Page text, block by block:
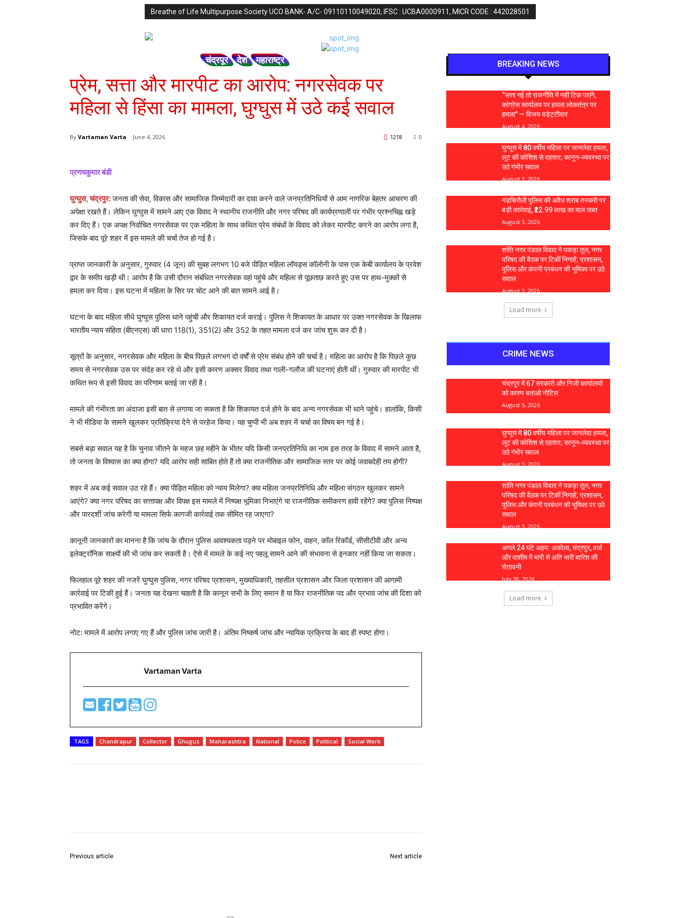
Breathe of Life Multipurpose Society UCO BANK- A/C- 09110110049020, IFSC : UCBA0000911, MICR CODE : 442028501
चंद्रपूर देश महाराष्ट्र
प्रेम, सत्ता और मारपीट का आरोप: नगरसेवक पर
महिला से हिंसा का मामला, घुग्घुस में उठे कई सवाल
By Vartaman Varta June 4, 2026 0
1218
प्रणयकुमार बंडी
घुग्घुस, चंद्रपुर:जनता की सेवा, विकास और सामाजिक जिम्मेदारी का दावा करने वाले जनप्रतिनिधियों से आम नागरिक बेहतर आचरण की
अपेक्षा रखते हैं। लेकिन घुग्घुस में सामने आए एक विवाद ने स्थानीय राजनीति और नगर परिषद की कार्यप्रणाली पर गंभीर प्रश्नचिह्न खड़े
कर दिए हैं। एक अपक्ष निर्वाचित नगरसेवक पर एक महिला के साथ कथित प्रेम संबंधों के विवाद को लेकर मारपीट करने का आरोप लगा है,
जिसके बाद पूरे शहर में इस मामले की चर्चा तेज हो गई है।
प्राप्त जानकारी के अनुसार, गुरुवार (4 जून) की सुबह लगभग 10 बजे पीड़ित महिला लॉयड्स कॉलोनी के पास एक केबी कार्यालय के प्रवेश
द्वार के समीप खड़ी थी। आरोप है कि उसी दौरान संबंधित नगरसेवक वहां पहुंचे और महिला से पूछताछ करते हुए उस पर हाथ-मुक्कों से
हमला कर दिया। इस घटना में महिला के सिर पर चोट आने की बात सामने आई है।
घटना के बाद महिला सीधे घुग्घुस पुलिस थाने पहुंची और शिकायत दर्ज कराई। पुलिस ने शिकायत के आधार पर उक्त नगरसेवक के खिलाफ
भारतीय न्याय संहिता (बीएनएस) की धारा 118(1), 351(2) और 352 के तहत मामला दर्ज कर जांच शुरू कर दी है।
सूत्रों के अनुसार, नगरसेवक और महिला के बीच पिछले लगभग दो वर्षों से प्रेम संबंध होने की चर्चा है। महिला का आरोप है कि पिछले कुछ
समय से नगरसेवक उस पर संदेह कर रहे थे और इसी कारण अक्सर विवाद तथा गाली-गलौज की घटनाएं होती थीं। गुरुवार की मारपीट भी
कथित रूप से इसी विवाद का परिणाम बताई जा रही है।
मामले की गंभीरता का अंदाजा इसी बात से लगाया जा सकता है कि शिकायत दर्ज होने के बाद अन्य नगरसेवक भी थाने पहुंचे। हालांकि, किसी
ने भी मीडिया के सामने खुलकर प्रतिक्रिया देने से परहेज किया। यह चुप्पी भी अब शहर में चर्चा का विषय बन गई है।
सबसे बड़ा सवाल यह है कि चुनाव जीतने के महज छह महीने के भीतर यदि किसी जनप्रतिनिधि का नाम इस तरह के विवाद में सामने आता है,
तो जनता के विश्वास का क्या होगा? यदि आरोप सही साबित होते हैं तो क्या राजनीतिक और सामाजिक स्तर पर कोई जवाबदेही तय होगी?
शहर में अब कई सवाल उठ रहे हैं। क्या पीड़ित महिला को न्याय मिलेगा? क्या महिला जनप्रतिनिधि और महिला संगठन खुलकर सामने
आएंगे? क्या नगर परिषद का सत्तापक्ष और विपक्ष इस मामले में निष्पक्ष भूमिका निभाएंगे या राजनीतिक समीकरण हावी रहेंगे? क्या पुलिस निष्पक्ष
और पारदर्शी जांच करेगी या मामला सिर्फ कागजी कार्रवाई तक सीमित रह जाएगा?
कानूनी जानकारों का मानना है कि जांच के दौरान पुलिस आवश्यकता पड़ने पर मोबाइल फोन, वाहन, कॉल रिकॉर्ड, सीसीटीवी और अन्य
इलेक्ट्रॉनिक साक्ष्यों की भी जांच कर सकती है। ऐसे में मामले के कई नए पहलू सामने आने की संभावना से इनकार नहीं किया जा सकता।
फिलहाल पूरे शहर की नजरें घुग्घुस पुलिस, नगर परिषद प्रशासन, मुख्याधिकारी, तहसील प्रशासन और जिला प्रशासन की आगामी
कार्रवाई पर टिकी हुई हैं। जनता यह देखना चाहती है कि कानून सभी के लिए समान है या फिर राजनीतिक पद और प्रभाव जांच की दिशा को
प्रभावित करेंगे।
नोट: मामले में आरोप लगाए गए हैं और पुलिस जांच जारी है। अंतिम निष्कर्ष जांच और न्यायिक प्रक्रिया के बाद ही स्पष्ट होगा।
Vartaman Varta
TAGS Chandrapur Collector Ghugus Maharashtra National Police Political Social Work
Previous article Next article
BREAKING NEWS
“सत्ता गई तो राजनीति में नहीं टिक पाएंगे,
कांग्रेस कार्यालय पर हमला लोकतंत्र पर
हमला” — विजय वडेट्टीवार
August 4, 2026
घुग्घूस में 80 वर्षीय महिला पर जानलेवा हमला,
लूट की कोशिश से दहशत; कानून-व्यवस्था पर
उठे गंभीर सवाल
August 3, 2026
गड़चिरौली पुलिस की अवैध शराब तस्करी पर
बड़ी कार्रवाई, ₹22.99 लाख का माल जब्त
August 3, 2026
शांति नगर पंडाल विवाद ने पकड़ा तूल, नगर
परिषद की बैठक पर टिकीं निगाहें; प्रशासन,
पुलिस और कंपनी प्रबंधन की भूमिका पर उठे
सवाल
August 3, 2026
Load more
CRIME NEWS
चंद्रपुर में 67 सरकारी और निजी कार्यालयों
को कारण बताओ नोटिस
August 5, 2026
घुग्घूस में 80 वर्षीय महिला पर जानलेवा हमला,
लूट की कोशिश से दहशत; कानून-व्यवस्था पर
उठे गंभीर सवाल
August 3, 2026
शांति नगर पंडाल विवाद ने पकड़ा तूल, नगर
परिषद की बैठक पर टिकीं निगाहें; प्रशासन,
पुलिस और कंपनी प्रबंधन की भूमिका पर उठे
सवाल
August 3, 2026
अगले 24 घंटे अहम: अकोला, चंद्रपुर, वर्धा
और वाशीम में भारी से अति भारी बारिश की
चेतावनी
July 30, 2026
Load more